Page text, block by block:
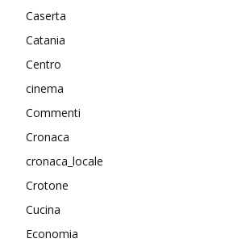
Caserta
Catania
Centro
cinema
Commenti
Cronaca
cronaca_locale
Crotone
Cucina
Economia